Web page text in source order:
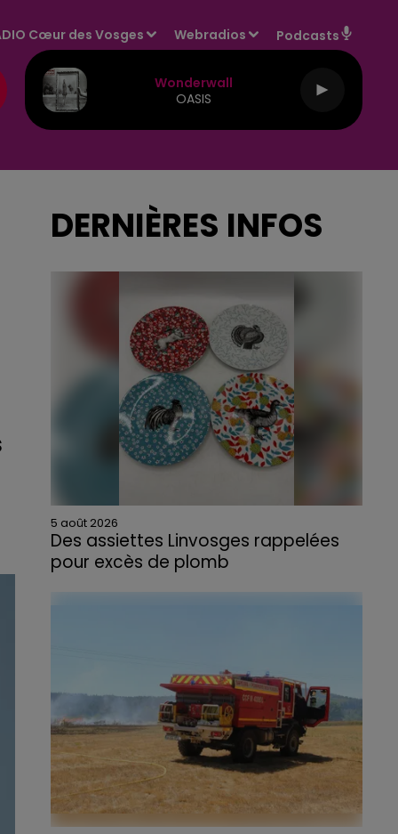
Cœur des Vosges Webradios Podcasts
Wonderwall
OASIS
DERNIÈRES INFOS
5 août 2026
Des assiettes Linvosges rappelées
pour excès de plomb